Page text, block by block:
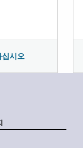
십시오